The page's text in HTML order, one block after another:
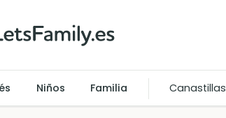
Niños Familia Canastillas